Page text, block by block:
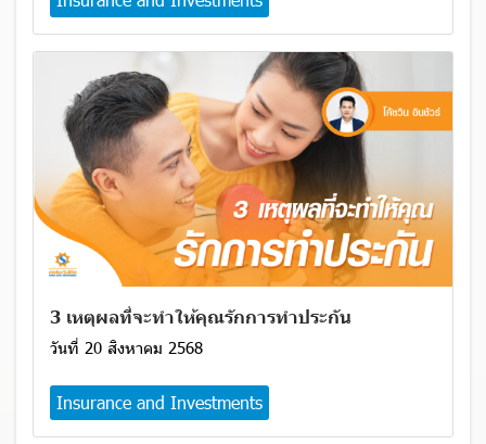
3 เหตุผลที่จะทำให้คุณรักการทำประกัน
วันที่ 20 สิงหาคม 2568
Insurance and Investments